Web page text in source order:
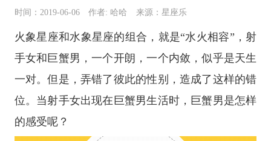
时间：2019-06-06 作者: 哈哈 来源：星座乐
火象星座和水象星座的组合，就是“水火相容”，射
手女和巨蟹男，一个开朗，一个内敛，似乎是天生
一对。但是，弄错了彼此的性别，造成了这样的错
位。当射手女出现在巨蟹男生活时，巨蟹男是怎样
的感受呢？